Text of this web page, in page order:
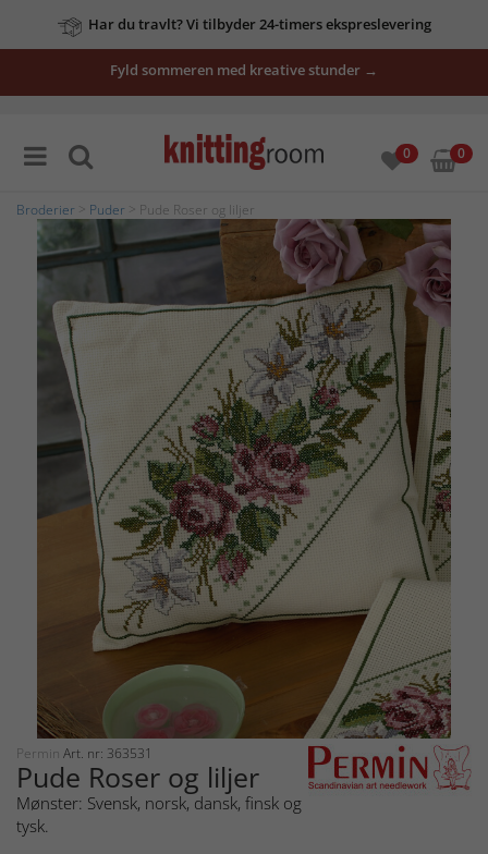
Har du travlt? Vi tilbyder 24-timers ekspreslevering
Fyld sommeren med kreative stunder →
0 0
Broderier Puder > Pude Roser og liljer
Permin Art. nr: 363531
Pude Roser og liljer
Mønster: Svensk, norsk, dansk, finsk og
tysk.